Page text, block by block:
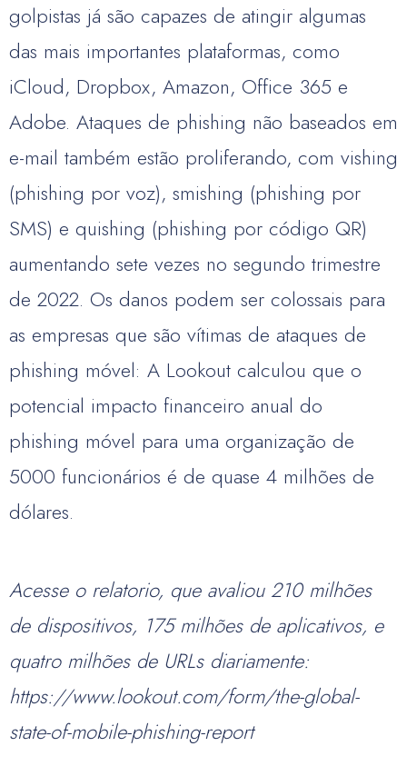
golpistas já são capazes de atingir algumas
das mais importantes plataformas, como
iCloud, Dropbox, Amazon, Office 365 e
Adobe. Ataques de phishing não baseados em
e-mail também estão proliferando, com vishing
(phishing por voz), smishing (phishing por
SMS) e quishing (phishing por código QR)
aumentando sete vezes no segundo trimestre
de 2022. Os danos podem ser colossais para
as empresas que são vítimas de ataques de
phishing móvel: A Lookout calculou que o
potencial impacto financeiro anual do
phishing móvel para uma organização de
5000 funcionários é de quase 4 milhões de
dólares.
Acesse o relatorio, que avaliou 210 milhões
de dispositivos, 175 milhões de aplicativos, e
quatro milhões de URLs diariamente:
https://www.lookout.com/form/the-global-
state-of-mobile-phishing-report